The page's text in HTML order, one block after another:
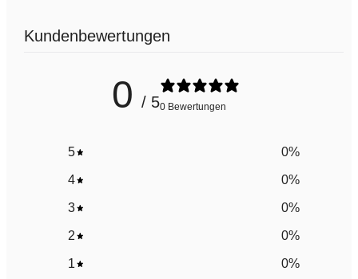
Kundenbewertungen
0 / 50 Bewertungen
5 0%
4 0%
3 0%
2 0%
1 0%